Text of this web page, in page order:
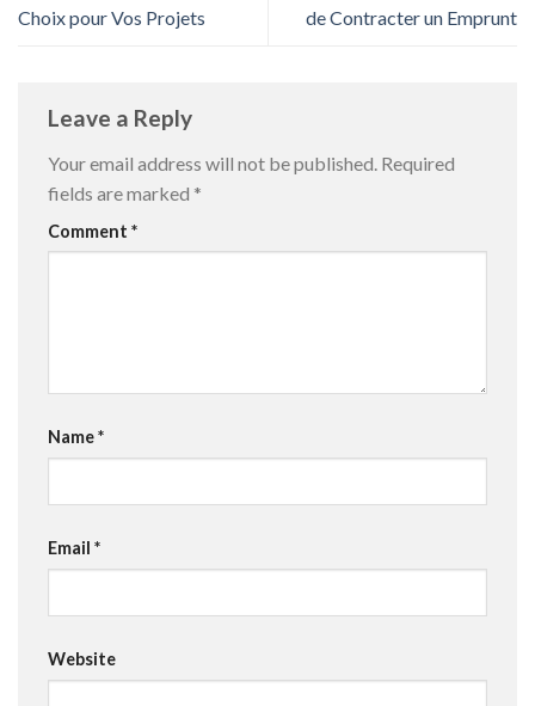
Choix pour Vos Projets
de Contracter un Emprunt
Leave a Reply
Your email address will not be published. Required
fields are marked *
Comment *
Name*
Email *
Website